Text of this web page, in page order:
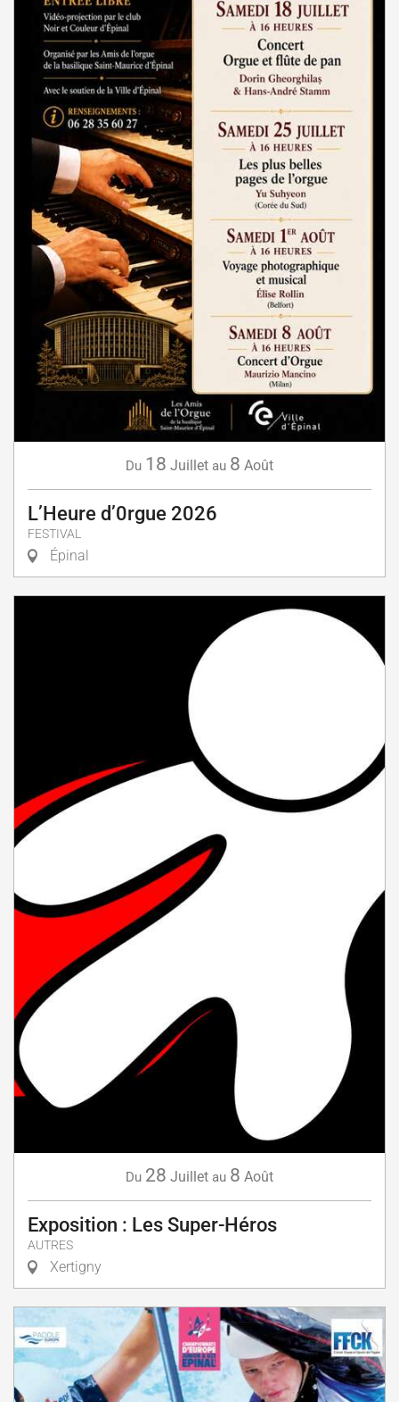
Du 18 Juillet au 8 Août
L’Heure d’0rgue 2026
FESTIVAL
Épinal
Du 28 Juillet au 8 Août
Exposition : Les Super-Héros
AUTRES
Xertigny